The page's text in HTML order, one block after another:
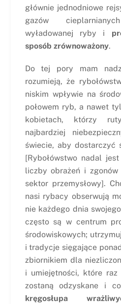
głównie jednodniowe
gazów
wyładowanej ryby i
sposób zrównoważony.
Do tej pory mam
rozumieją, że
niskim wpływie na
połowem ryb, a nawet
kobietach, którzy
najbardziej
świecie, aby dostarczyć
[Rybołówstwo nadal
liczby obrażeń i
sektor przemysłowy].
nasi rybacy obserwują
nie każdego dnia
często są w centrum
środowiskowych;
i tradycje sięgające
zbiornikiem dla
i umiejętności, które
zostaną odzyskane i
kręgosłupa